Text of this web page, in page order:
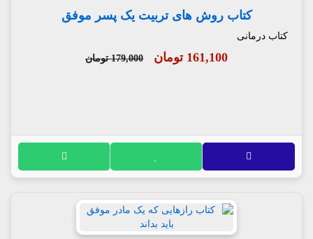
کتاب روش های تربیت یک پسر موفق
کتاب درمانی
161,100 تومان 179,000 تومان